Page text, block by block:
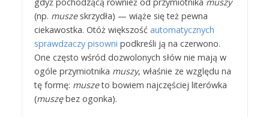
(np. muszeskrzydła) — wiąże się też pewna
ciekawostka. Otóż większość automatycznych
sprawdzaczy pisowni podkreśli ją na czerwono.
One często wśród dozwolonych słów nie mają w
ogóle przymiotnika muszy, właśnie ze względu na
tę formę: muszeto bowiem najczęściej literówka
(muszębez ogonka).